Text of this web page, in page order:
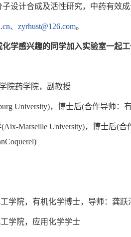
子设计合成及活性研究，中药有效
、zyrhust@126.com。
学感兴趣的同学加入实验室一起
院药学院，副教授
University)，博士后(合作导师：
Marseille University)，博士后(
学院，有机化学博士，导师：龚跃
学院，应用化学学士